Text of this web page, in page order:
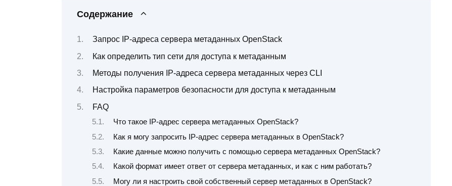
Содержание
Запрос IP-адреса сервера метаданных OpenStack
Как определить тип сети для доступа к метаданным
Методы получения IP-адреса сервера метаданных через CLI
Настройка параметров безопасности для доступа к метаданным
FAQ
Что такое IP-адрес сервера метаданных OpenStack?
Как я могу запросить IP-адрес сервера метаданных в OpenStack?
Какие данные можно получить с помощью сервера метаданных OpenStack?
Какой формат имеет ответ от сервера метаданных, и как с ним работать?
Могу ли я настроить свой собственный сервер метаданных в OpenStack?